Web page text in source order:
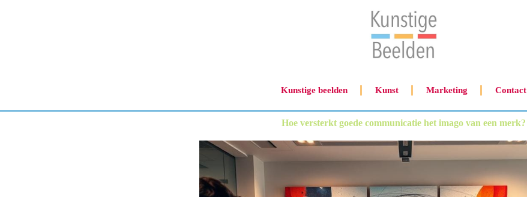
Kunstige beelden Kunst Marketing Contact
Hoe versterkt goede communicatie het imago van een merk?